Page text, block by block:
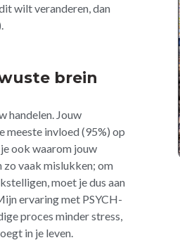
wilt veranderen, dan
brein
handelen. Jouw
meeste invloed (95%) op
ook waarom jouw
zo vaak mislukken; om
moet je dus aan
ervaring met PSYCH-
proces minder stress,
in je leven.